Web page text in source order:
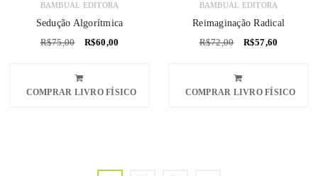
BAMBUAL EDITORA
Sedução Algorítmica
R$75,00 R$60,00
COMPRAR LIVRO FÍSICO
BAMBUAL EDITORA
Reimaginação Radical
R$72,00 R$57,60
COMPRAR LIVRO FÍSICO